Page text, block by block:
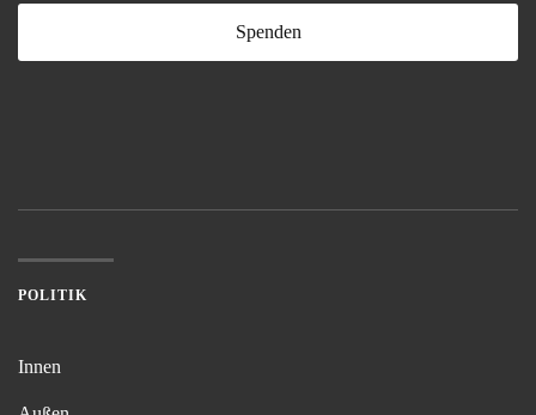
Spenden
POLITIK
Innen